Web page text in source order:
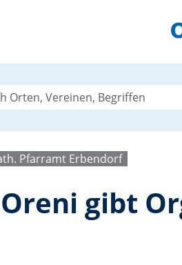
Pfarramt Erbendorf
gibt